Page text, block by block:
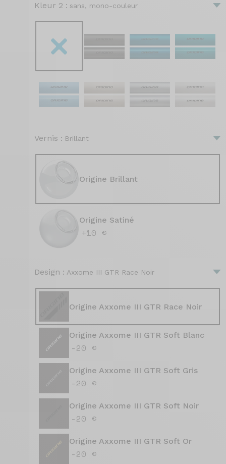
Kleur 2 : sans, mono-couleur
Vernis : Brillant
Origine Brillant
Origine Satiné
+10 €
Design : Axxome III GTR Race Noir
Origine Axxome III GTR Race Noir
Origine Axxome III GTR Soft Blanc
-20 €
Origine Axxome III GTR Soft Gris
-20 €
Origine Axxome III GTR Soft Noir
-20 €
Origine Axxome III GTR Soft Or
-20 €